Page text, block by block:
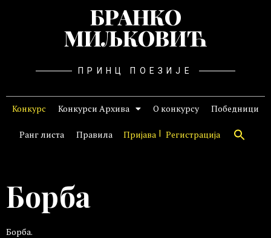
БРАНКО
МИЉКОВИЋ
ПРИНЦ ПОЕЗИЈЕ
Конкурс Конкурси Архива О конкурсу Победници
Ранг листа Правила Пријава Регистрација
Борба
Борба.